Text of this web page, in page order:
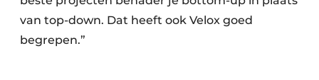
van top-down. Dat heeft ook Velox goed
begrepen.”